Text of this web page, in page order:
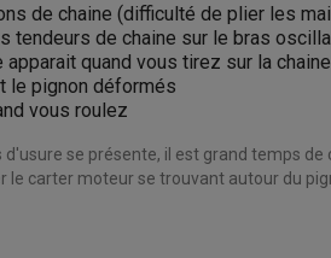
de chaine (difficulté de plier les
tendeurs de chaine sur le bras
apparait quand vous tirez sur la
le pignon déformés
vous roulez
d'usure se présente, il est grand temps
le carter moteur se trouvant autour du